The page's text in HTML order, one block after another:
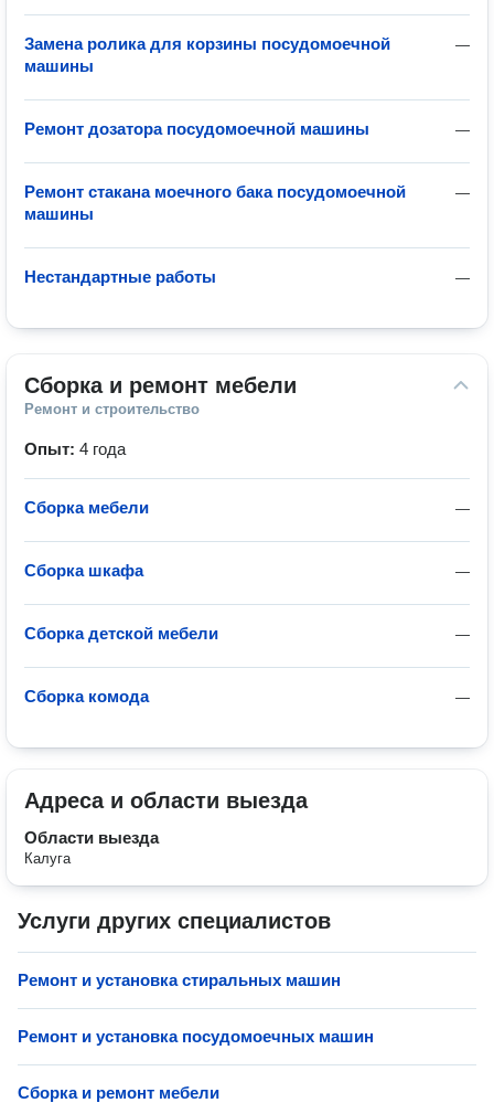
—
Замена ролика для корзины посудомоечной
машины
—
Ремонт дозатора посудомоечной машины
—
Ремонт стакана моечного бака посудомоечной
машины
—
Нестандартные работы
Сборка и ремонт мебели
Ремонт и строительство
Опыт: 4 года
—
Сборка мебели
—
Сборка шкафа
—
Сборка детской мебели
—
Сборка комода
Адреса и области выезда
Области выезда
Калуга
Услуги других специалистов
Ремонт и установка стиральных машин
Ремонт и установка посудомоечных машин
Сборка и ремонт мебели